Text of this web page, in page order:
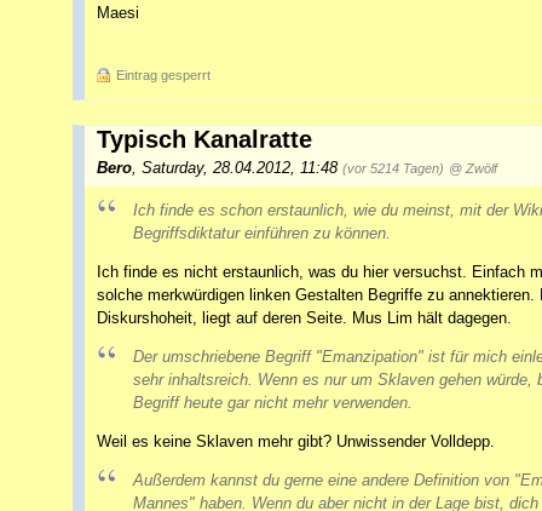
Maesi
Eintrag gesperrt
Typisch Kanalratte
Bero Saturday, 28.04.2012, 11:48 (vor 5214 Tagen) @ Zwölf
Ich finde es schon erstaunlich, wie du meinst, mit der
Begriffsdiktatur einführen zu können.
Ich finde es nicht erstaunlich, was du hier versuchst. Einfach
solche merkwürdigen linken Gestalten Begriffe zu
Diskurshoheit, liegt auf deren Seite. Mus Lim hält dagegen.
Der umschriebene Begriff "Emanzipation" ist für mich
sehr inhaltsreich. Wenn es nur um Sklaven gehen würde,
Begriff heute gar nicht mehr verwenden.
Weil es keine Sklaven mehr gibt? Unwissender Volldepp.
Außerdem kannst du gerne eine andere Definition von
Mannes" haben. Wenn du aber nicht in der Lage bist,